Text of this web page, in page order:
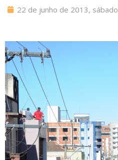
22 de junho de 2013, sábado